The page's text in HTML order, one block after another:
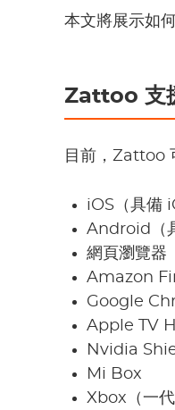
本文將展示如
Zattoo 支
目前，Zattoo
iOS（具備
Android（
網頁瀏覽器
Amazon
Google
Apple TV
Nvidia
Mi Box
Xbox（一代